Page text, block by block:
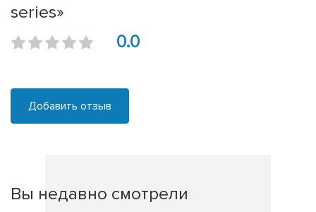
series»
0.0
Добавить отзыв
Вы недавно смотрели